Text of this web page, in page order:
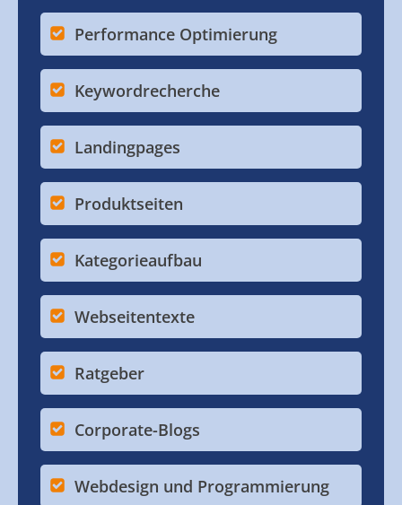
Performance Optimierung
Keywordrecherche
Landingpages
Produktseiten
Kategorieaufbau
Webseitentexte
Ratgeber
Corporate-Blogs
Webdesign und Programmierung